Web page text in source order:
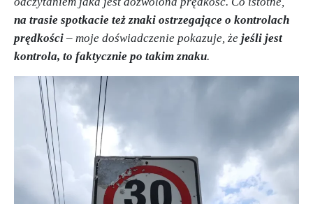
na trasie spotkacie też znaki ostrzegające o kontrolach
prędkości – moje doświadczenie pokazuje, że jeśli jest
kontrola, to faktycznie po takim znaku.